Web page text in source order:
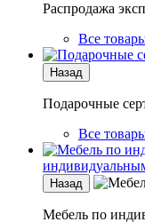
Распродажа
Все
Назад
Подарочные
Все
Назад
Мебель по